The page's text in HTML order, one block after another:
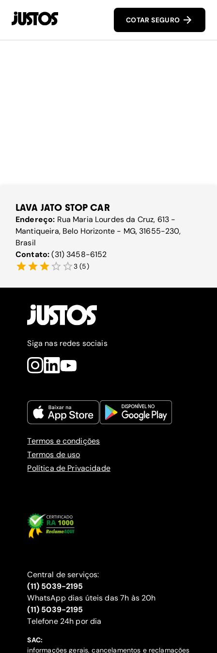
COTAR SEGURO
LAVA JATO STOP CAR
Endereço: Rua Maria Lourdes da Cruz, 613 -
Mantiqueira, Belo Horizonte - MG, 31655-230,
Brasil
Contato:(31) 3458-6152
3 (5)
Siga nas redes sociais
Termos e condições
Termos de uso
Política de Privacidade
Central de serviços:
(11) 5039-2195
WhatsApp dias úteis das 7h às 20h
(11) 5039-2195
‍Telefone 24h por dia
SAC:
informações gerais, cancelamentos e reclamações